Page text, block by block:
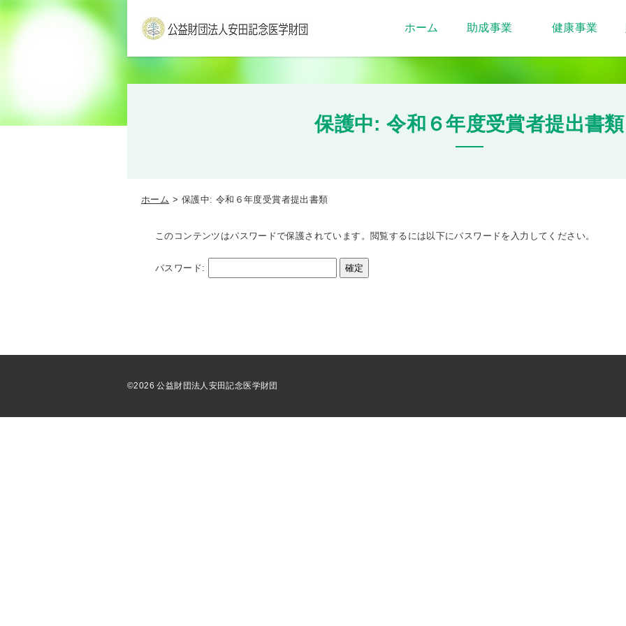
ホーム 助成事業 健康事業
保護中: 令和６年度受賞者提出書類
ホーム 保護中: 令和６年度受賞者提出書類
このコンテンツはパスワードで保護されています。閲覧するには以下にパスワードを入力してください。
パスワード:
©2026 公益財団法人安田記念医学財団